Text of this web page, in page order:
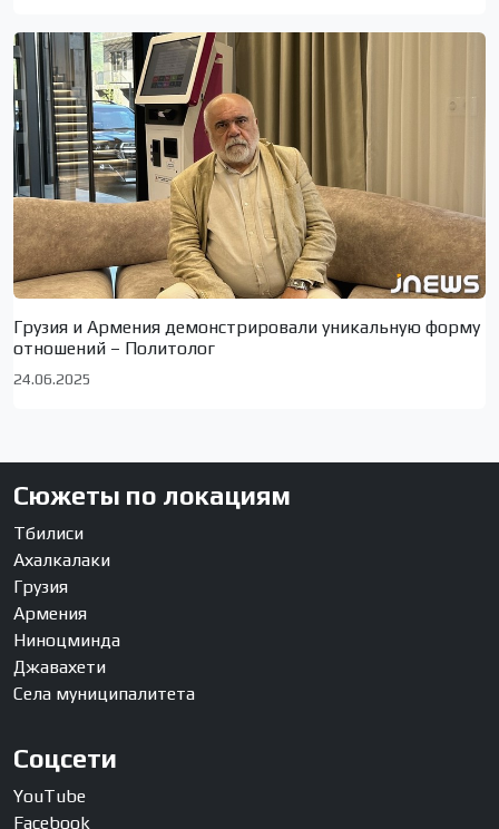
Грузия и Армения демонстрировали уникальную форму
отношений – Политолог
24.06.2025
Сюжеты по локациям
Тбилиси
Ахалкалаки
Грузия
Армения
Ниноцминда
Джавахети
Села муниципалитета
Соцсети
YouTube
Facebook